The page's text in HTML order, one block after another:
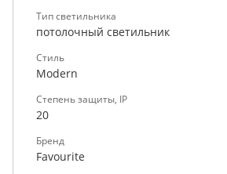
Тип светильника
потолочный светильник
Стиль
Modern
Степень защиты, IP
20
Бренд
Favourite